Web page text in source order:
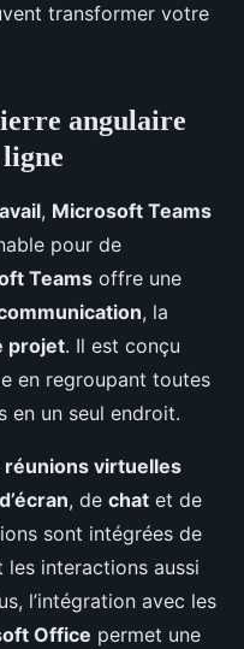
transformer votre
angulaire
, Microsoft Teams
pour de
Teams offre une
, la
projet. Il est conçu
en regroupant toutes
en un seul endroit.
réunions virtuelles
, de chat et de
sont intégrées de
les interactions aussi
l’intégration avec les
Office permet une